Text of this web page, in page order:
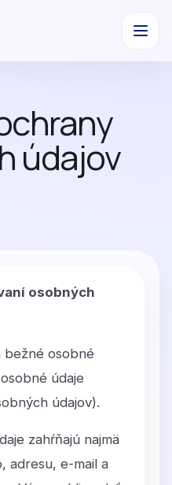
údajov
osobných
bežné osobné
údaje
údajov).
zahŕňajú najmä
adresu, e-mail a